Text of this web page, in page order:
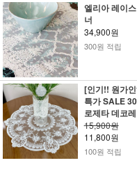
엘리아 레이
너
34,900원
300원 적립
[인기!! 원가
특가 SALE
로제타 데코
15,900원
11,800원
100원 적립